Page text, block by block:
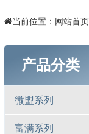
当前位置： 网站首页
产品分类
微盟系列
富满系列